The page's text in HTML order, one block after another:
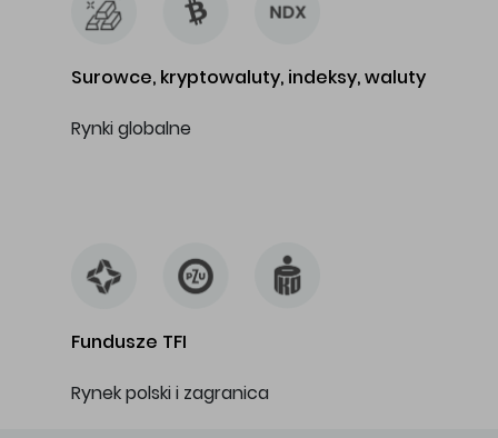
Surowce, kryptowaluty, indeksy, waluty
Rynki globalne
Fundusze TFI
Rynek polski i zagranica